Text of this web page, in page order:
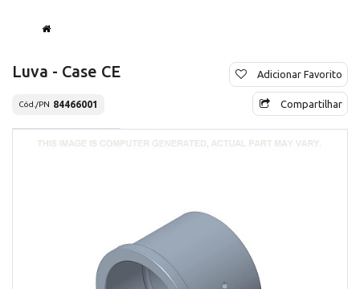
Luva - Case CE
Cód./PN 84466001
Adicionar Favorito
Compartilhar